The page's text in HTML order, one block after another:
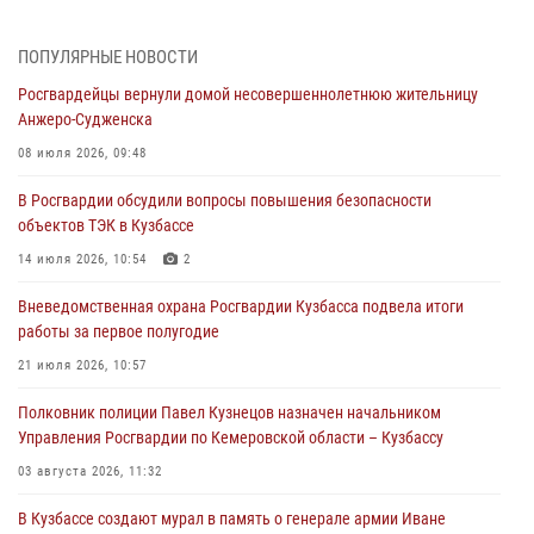
Росгвардейцы задержали в Кемерове дебошира, устроившего
05 августа 2026, 09:30
Росгвардейцы задержали участника драки, причинившего побои
05 августа 2026, 08:50
Росгвардейцы пресекли нарушение общественного порядка на
Росгвардейцы в Юрге пресекли попытку проникновения на
ПОПУЛЯРНЫЕ НОВОСТИ
Росгвардейцы вернули домой несовершеннолетнюю жительницу
Анжеро-Судженска
08 июля 2026, 09:48
В Росгвардии обсудили вопросы повышения безопасности
объектов ТЭК в Кузбассе
14 июля 2026, 10:54 2
Вневедомственная охрана Росгвардии Кузбасса подвела итоги
работы за первое полугодие
21 июля 2026, 10:57
Полковник полиции Павел Кузнецов назначен начальником
Управления Росгвардии по Кемеровской области – Кузбассу
03 августа 2026, 11:32
В Кузбассе создают мурал в память о генерале армии Иване